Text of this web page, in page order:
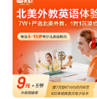
评贯穿整个学
烟台英语培
来考察，优
的沟通交流